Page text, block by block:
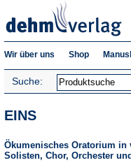
Wir über uns Shop
Suche:
EINS
Ökumenisches Oratorium in
Solisten, Chor, Orchester